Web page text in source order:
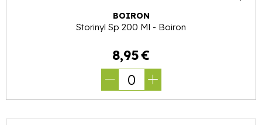
BOIRON
Storinyl Sp 200 Ml - Boiron
8,95€
0